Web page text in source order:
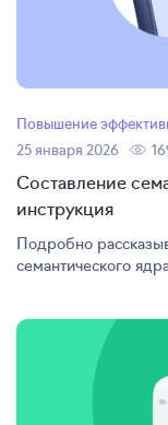
Повышение
25 января 2026
Составление
инструкция
Подробно
семантического